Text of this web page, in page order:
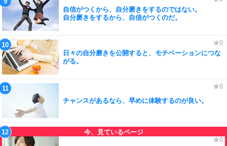
自信がつくから、自分磨きをするのではない。
自分磨きをするから、自信がつくのだ。
日々の自分磨きを公開すると、モチベーションにつな
がる。
チャンスがあるなら、早めに体験するのが良い。